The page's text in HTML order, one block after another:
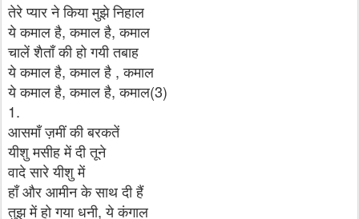
तेरे प्यार ने किया मुझे निहाल
ये कमाल है, कमाल है, कमाल
चालें शैताँ की हो गयी तबाह
ये कमाल है, कमाल है , कमाल
ये कमाल है, कमाल है, कमाल(3)
1.
आसमाँ ज़मीं की बरकतें
यीशु मसीह में दी तूने
वादे सारे यीशु में
हाँ और आमीन के साथ दी हैं
तुझ में हो गया धनी, ये कंगाल